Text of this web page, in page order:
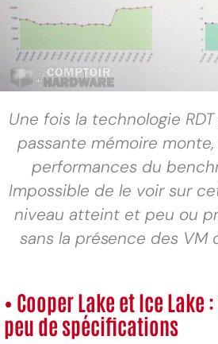
Une fois la technologie
passante mémoire
performances du
Impossible de le voir sur
niveau atteint et peu ou
sans la présence des VM
• Cooper Lake et Ice Lake
peu de spécifications